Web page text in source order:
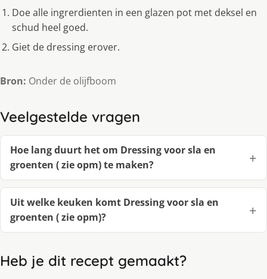
Doe alle ingrerdienten in een glazen pot met deksel en
schud heel goed.
Giet de dressing erover.
Bron: Onder de olijfboom
Veelgestelde vragen
Hoe lang duurt het om Dressing voor sla en
groenten ( zie opm) te maken?
Uit welke keuken komt Dressing voor sla en
groenten ( zie opm)?
Heb je dit recept gemaakt?